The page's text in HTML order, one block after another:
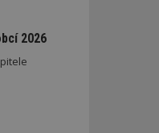
2026